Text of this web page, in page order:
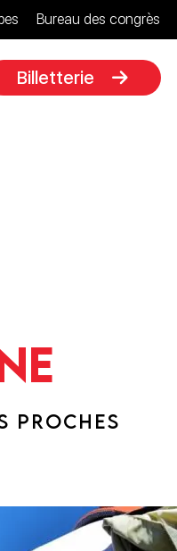
Bureau des congrès
Billetterie
PROCHES